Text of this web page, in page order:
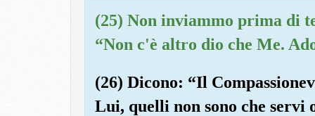
(25) Non inviammo prima di
“Non c'è altro dio che Me.
(26) Dicono: “Il
Lui, quelli non sono che servi